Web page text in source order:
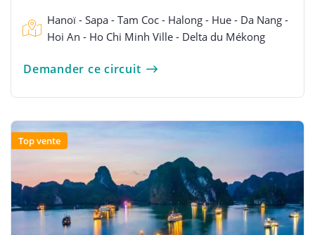
Hanoï - Sapa - Tam Coc - Halong - Hue - Da Nang -
Hoi An - Ho Chi Minh Ville - Delta du Mékong
Demander ce circuit
Top vente